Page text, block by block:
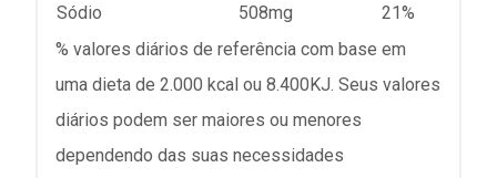
Sódio
508mg
21%
% valores diários de referência com base em
uma dieta de 2.000 kcal ou 8.400KJ. Seus valores
diários podem ser maiores ou menores
dependendo das suas necessidades